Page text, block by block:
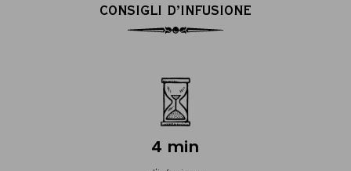
CONSIGLI D’INFUSIONE
4 min